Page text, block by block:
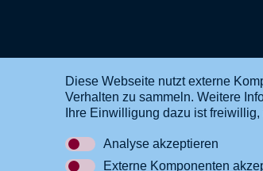
EN
Diese Webseite nutzt externe
Verhalten zu sammeln. Weitere
Ihre Einwilligung dazu ist
Analyse akzeptieren
Externe Komponenten